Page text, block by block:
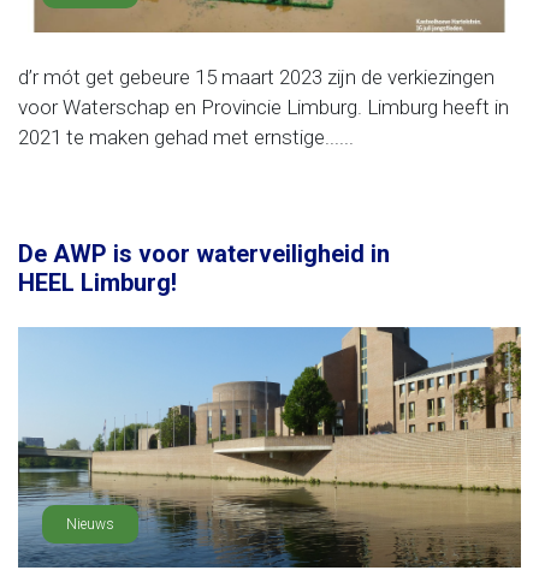
d’r mót get gebeure 15 maart 2023 zijn de verkiezingen
voor Waterschap en Provincie Limburg. Limburg heeft in
2021 te maken gehad met ernstige......
De AWP is voor waterveiligheid in
HEEL Limburg!
Nieuws